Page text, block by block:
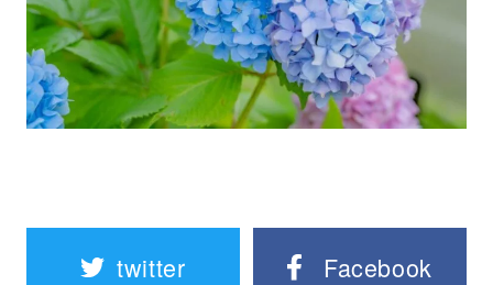
twitter Facebook